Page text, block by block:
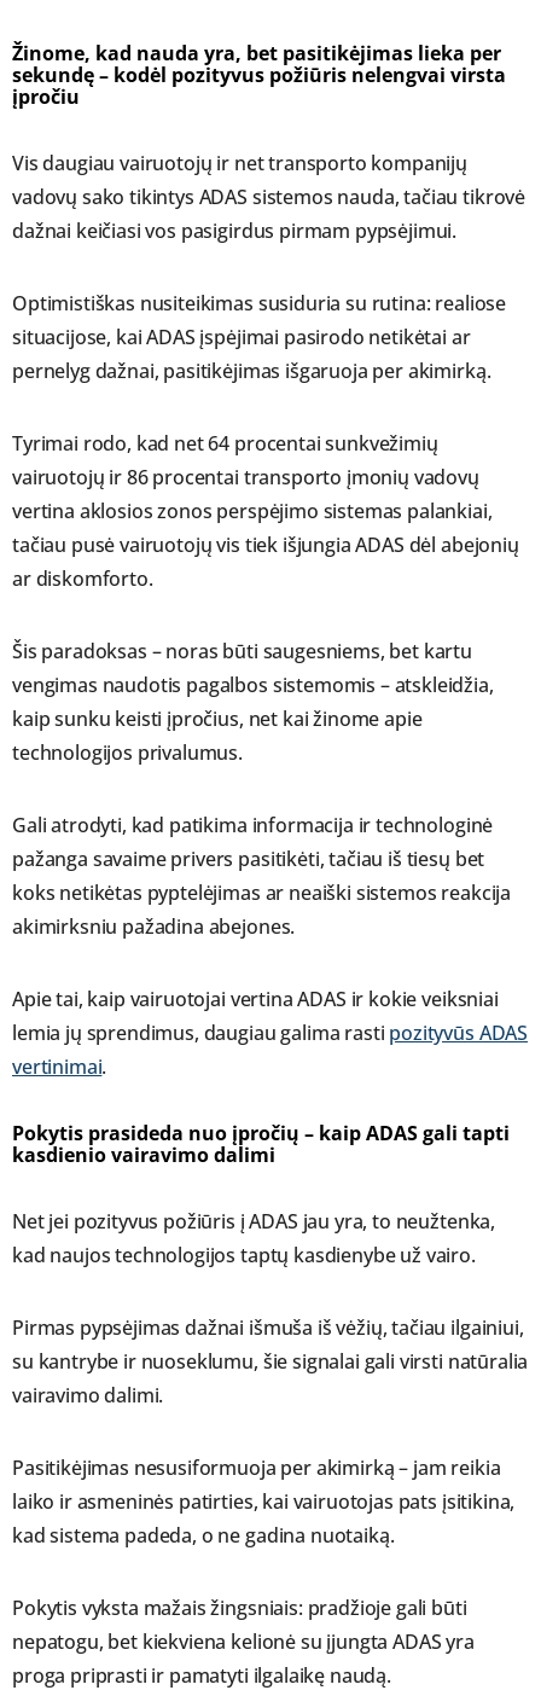
Žinome, kad nauda yra, bet pasitikėjimas lieka per
sekundę – kodėl pozityvus požiūris nelengvai virsta
įpročiu
Vis daugiau vairuotojų ir net transporto kompanijų
vadovų sako tikintys ADAS sistemos nauda, tačiau tikrovė
dažnai keičiasi vos pasigirdus pirmam pypsėjimui.
Optimistiškas nusiteikimas susiduria su rutina: realiose
situacijose, kai ADAS įspėjimai pasirodo netikėtai ar
pernelyg dažnai, pasitikėjimas išgaruoja per akimirką.
Tyrimai rodo, kad net 64 procentai sunkvežimių
vairuotojų ir 86 procentai transporto įmonių vadovų
vertina aklosios zonos perspėjimo sistemas palankiai,
tačiau pusė vairuotojų vis tiek išjungia ADAS dėl abejonių
ar diskomforto.
Šis paradoksas – noras būti saugesniems, bet kartu
vengimas naudotis pagalbos sistemomis – atskleidžia,
kaip sunku keisti įpročius, net kai žinome apie
technologijos privalumus.
Gali atrodyti, kad patikima informacija ir technologinė
pažanga savaime privers pasitikėti, tačiau iš tiesų bet
koks netikėtas pyptelėjimas ar neaiški sistemos reakcija
akimirksniu pažadina abejones.
Apie tai, kaip vairuotojai vertina ADAS ir kokie veiksniai
lemia jų sprendimus, daugiau galima rasti pozityvūs ADAS
vertinimai.
Pokytis prasideda nuo įpročių – kaip ADAS gali tapti
kasdienio vairavimo dalimi
Net jei pozityvus požiūris į ADAS jau yra, to neužtenka,
kad naujos technologijos taptų kasdienybe už vairo.
Pirmas pypsėjimas dažnai išmuša iš vėžių, tačiau ilgainiui,
su kantrybe ir nuoseklumu, šie signalai gali virsti natūralia
vairavimo dalimi.
Pasitikėjimas nesusiformuoja per akimirką – jam reikia
laiko ir asmeninės patirties, kai vairuotojas pats įsitikina,
kad sistema padeda, o ne gadina nuotaiką.
Pokytis vyksta mažais žingsniais: pradžioje gali būti
nepatogu, bet kiekviena kelionė su įjungta ADAS yra
proga priprasti ir pamatyti ilgalaikę naudą.